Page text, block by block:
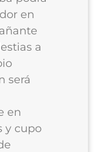
en
a
será
en
y cupo